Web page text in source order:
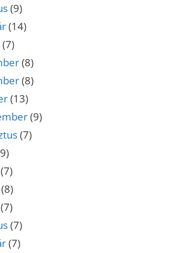
(9)
(14)
(7)
(8)
(8)
(13)
(9)
(7)
(7)
(8)
(7)
(7)
(7)